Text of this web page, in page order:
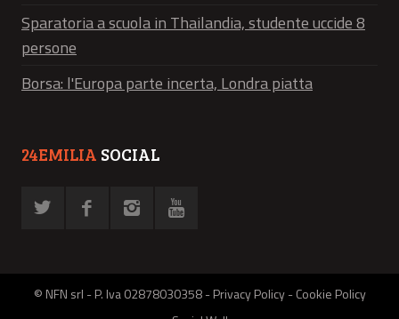
Sparatoria a scuola in Thailandia, studente uccide 8
persone
Borsa: l'Europa parte incerta, Londra piatta
24EMILIA SOCIAL
© NFN srl - P. Iva 02878030358 -Privacy Policy-Cookie Policy